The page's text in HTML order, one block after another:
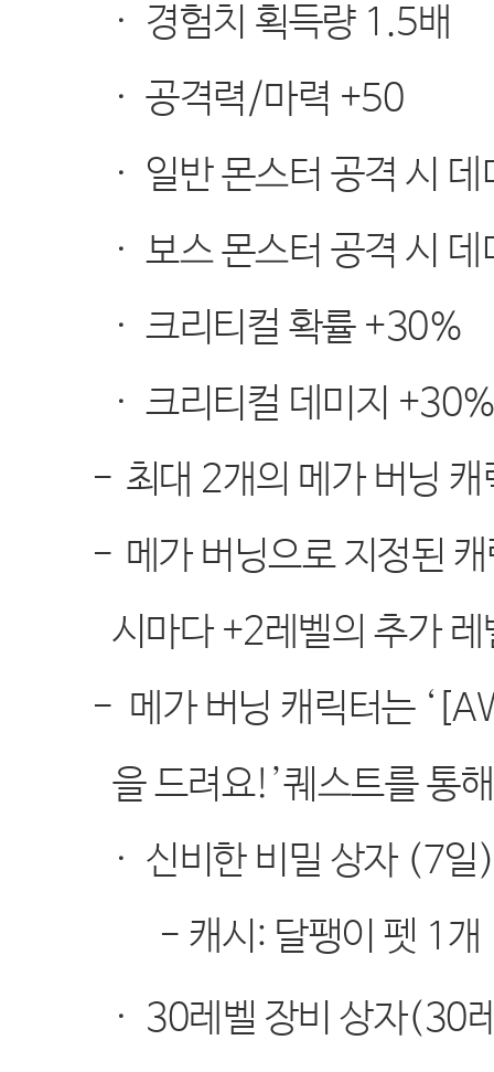
· 경험치 획득량1.5배
· 공격력/마력 +50
· 일반 몬스터 공격 시 데
· 보스 몬스터 공격 시 데
· 크리티컬 확률 +30%
· 크리티컬 데미지
- 최대 2개의 메가 버닝
- 메가 버닝으로 지정된
시마다+2레벨의 추가
- 메가 버닝 캐릭터는
을 드려요!’퀘스트를 통
· 신비한 비밀 상자(7일
- 캐시 : 달팽이 펫 1 개
· 30레벨 장비 상자(30